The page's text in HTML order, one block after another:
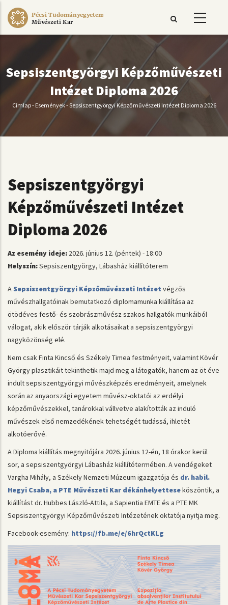
Ugrás
Pécsi Tudományegyetem
Művészeti Kar
Sepsiszentgyörgyi Képzőművészeti
Intézet Diploma 2026
Morzsa
Címlap- Események-Sepsiszentgyörgyi Képzőművészeti Intézet Diploma 2026
Sepsiszentgyörgyi
Képzőművészeti Intézet
Diploma 2026
Az esemény ideje: 2026. június 12. (péntek) - 18:00
Helyszín:Sepsiszentgyörgy, Lábasház kiállítóterem
A Sepsiszentgyörgyi Képzőművészeti Intézet végzős
művészhallgatóinak bemutatkozó diplomamunka kiállítása az
ötödéves festő- és szobrászművész szakos hallgatók munkáiból
válogat, akik először tárják alkotásaikat a sepsiszentgyörgyi
nagyközönség elé.
Nem csak Finta Kincső és Székely Timea festményeit, valamint Kövér
György plasztikáit tekinthetik majd meg a látogatók, hanem az öt éve
indult sepsiszentgyörgyi művészképzés eredményeit, amelynek
során az anyaországi egyetem művész-oktatói az erdélyi
képzőművészekkel, tanárokkal vállvetve alakították az induló
művészek első nemzedékének tehetségét tudássá, ihletét
alkotóerővé.
A Diploma kiállítás megnyitójára 2026. június 12-én, 18 órakor kerül
sor, a sepsiszentgyörgyi Lábasház kiállítótermében. A vendégeket
Vargha Mihály, a Székely Nemzeti Múzeum igazgatója és dr. habil.
Hegyi Csaba, a PTE Művészeti Kar dékánhelyetteseköszöntik, a
kiállítást dr. Hubbes László-Attila, a Sapientia EMTE és a PTE MK
Sepsiszentgyörgyi Képzőművészeti Intézetének oktatója nyitja meg.
Facebook-esemény: https://fb.me/e/6hrQctKLg